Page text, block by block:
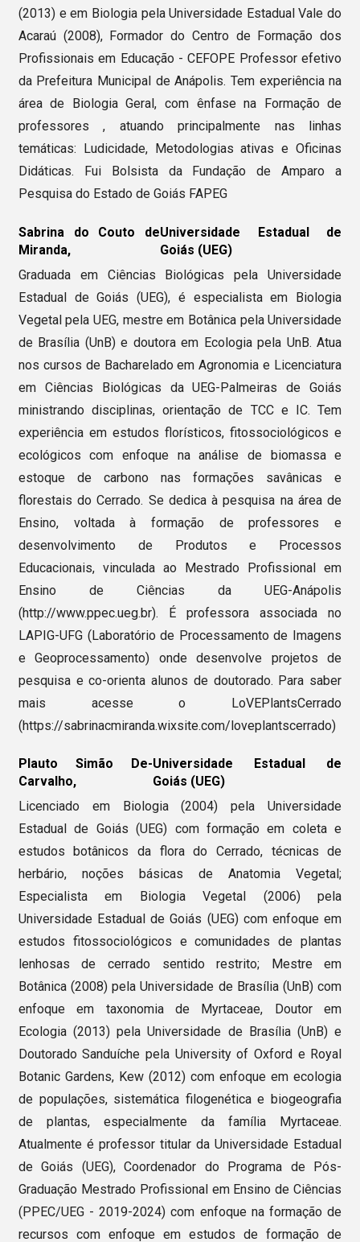
(2013) e em Biologia pela Universidade Estadual Vale do
Acaraú (2008), Formador do Centro de Formação dos
Profissionais em Educação - CEFOPE Professor efetivo
da Prefeitura Municipal de Anápolis. Tem experiência na
área de Biologia Geral, com ênfase na Formação de
professores , atuando principalmente nas linhas
temáticas: Ludicidade, Metodologias ativas e Oficinas
Didáticas. Fui Bolsista da Fundação de Amparo a
Pesquisa do Estado de Goiás FAPEG
Sabrina do Couto de
Miranda,
Universidade Estadual de
Goiás (UEG)
Graduada em Ciências Biológicas pela Universidade
Estadual de Goiás (UEG), é especialista em Biologia
Vegetal pela UEG, mestre em Botânica pela Universidade
de Brasília (UnB) e doutora em Ecologia pela UnB. Atua
nos cursos de Bacharelado em Agronomia e Licenciatura
em Ciências Biológicas da UEG-Palmeiras de Goiás
ministrando disciplinas, orientação de TCC e IC. Tem
experiência em estudos florísticos, fitossociológicos e
ecológicos com enfoque na análise de biomassa e
estoque de carbono nas formações savânicas e
florestais do Cerrado. Se dedica à pesquisa na área de
Ensino, voltada à formação de professores e
desenvolvimento de Produtos e Processos
Educacionais, vinculada ao Mestrado Profissional em
Ensino de Ciências da UEG-Anápolis
(http://www.ppec.ueg.br). É professora associada no
LAPIG-UFG (Laboratório de Processamento de Imagens
e Geoprocessamento) onde desenvolve projetos de
pesquisa e co-orienta alunos de doutorado. Para saber
mais acesse o LoVEPlantsCerrado
(https://sabrinacmiranda.wixsite.com/loveplantscerrado)
Plauto Simão De-
Carvalho,
Universidade Estadual de
Goiás (UEG)
Licenciado em Biologia (2004) pela Universidade
Estadual de Goiás (UEG) com formação em coleta e
estudos botânicos da flora do Cerrado, técnicas de
herbário, noções básicas de Anatomia Vegetal;
Especialista em Biologia Vegetal (2006) pela
Universidade Estadual de Goiás (UEG) com enfoque em
estudos fitossociológicos e comunidades de plantas
lenhosas de cerrado sentido restrito; Mestre em
Botânica (2008) pela Universidade de Brasília (UnB) com
enfoque em taxonomia de Myrtaceae, Doutor em
Ecologia (2013) pela Universidade de Brasília (UnB) e
Doutorado Sanduíche pela University of Oxford e Royal
Botanic Gardens, Kew (2012) com enfoque em ecologia
de populações, sistemática filogenética e biogeografia
de plantas, especialmente da família Myrtaceae.
Atualmente é professor titular da Universidade Estadual
de Goiás (UEG), Coordenador do Programa de Pós-
Graduação Mestrado Profissional em Ensino de Ciências
(PPEC/UEG - 2019-2024) com enfoque na formação de
recursos com enfoque em estudos de formação de